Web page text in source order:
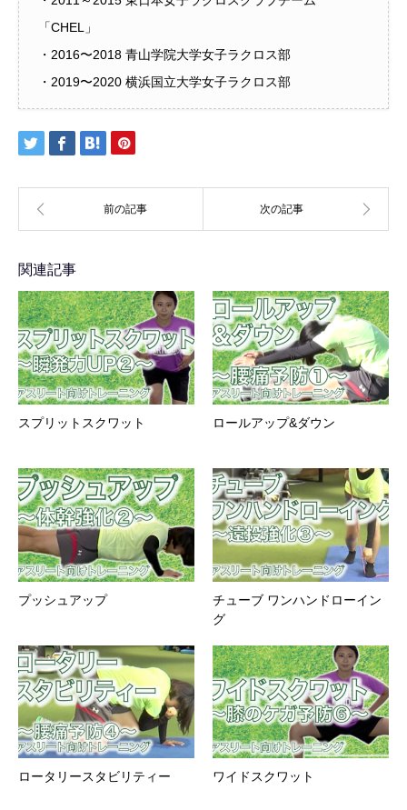
「CHEL」
・2016〜2018 青山学院大学女子ラクロス部
・2019〜2020 横浜国立大学女子ラクロス部
関連記事
スプリットスクワット ロールアップ&ダウン
プッシュアップ
チューブ ワンハンドローイン
グ
ロータリースタビリティー ワイドスクワット